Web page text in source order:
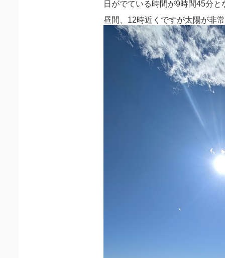
日がでている時間が9時間45分と
昼間、12時近くですが太陽が非